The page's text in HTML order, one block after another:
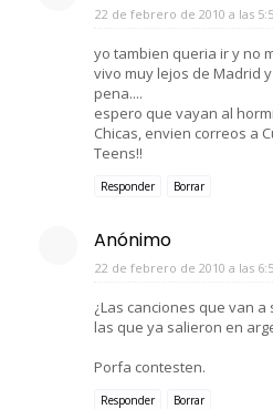
22 de febrero de 2010 a las
yo tambien queria ir y no
vivo muy lejos de Madrid
pena....
espero que vayan al
Chicas, envien correos a
Teens!!
Responder Borrar
Anónimo
22 de febrero de 2010 a las
¿Las canciones que van
las que ya salieron en
Porfa contesten.
Responder Borrar